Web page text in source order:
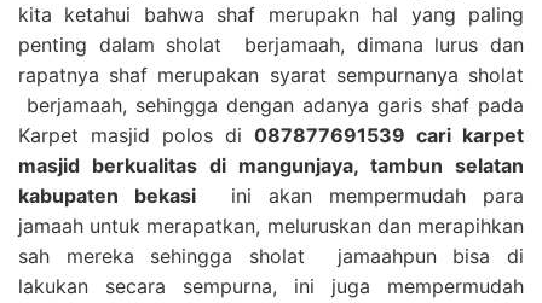
kita ketahui bahwa shaf merupakn hal yang paling
penting dalam sholat berjamaah, dimana lurus dan
rapatnya shaf merupakan syarat sempurnanya sholat
berjamaah, sehingga dengan adanya garis shaf pada
Karpet masjid polos di 087877691539 cari karpet
masjid berkualitas di mangunjaya, tambun selatan
kabupaten bekasi ini akan mempermudah para
jamaah untuk merapatkan, meluruskan dan merapihkan
sah mereka sehingga sholat jamaahpun bisa di
lakukan secara sempurna, ini juga mempermudah